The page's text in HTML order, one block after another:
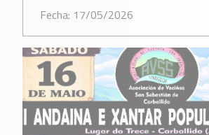
Fecha: 17/05/2026